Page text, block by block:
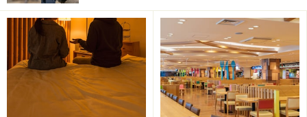
言って人を傷つけるやり方は、「モラルハラスメント」
の常套手段でもあります。
また、いわゆる「自サバ」の人の中には、悪口を言うこ
とで他人の価値を貶めようとする人もいます。これは、
「マニピュレーション」と呼ばれるものです。